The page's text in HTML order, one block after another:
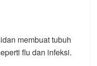
membuat tubuh
flu dan infeksi.